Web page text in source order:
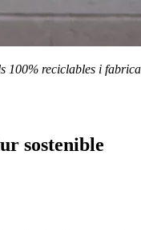
reciclables i
sostenible